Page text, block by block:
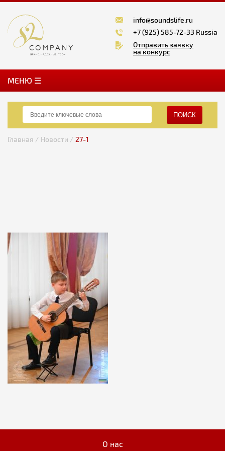
info@soundslife.ru
+7 (925) 585-72-33 Russia
Отправить заявку
на конкурс
MЕНЮ ☰
ПОИСК
Главная / Новости / 27-1
О нас